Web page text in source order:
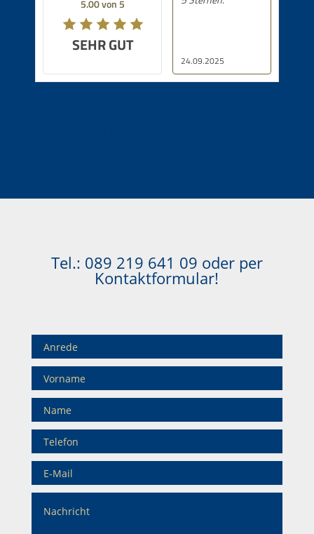
5.00 von 5
SEHR GUT
24.09.2025
Tel.: 089 219 641 09 oder per
Kontaktformular!